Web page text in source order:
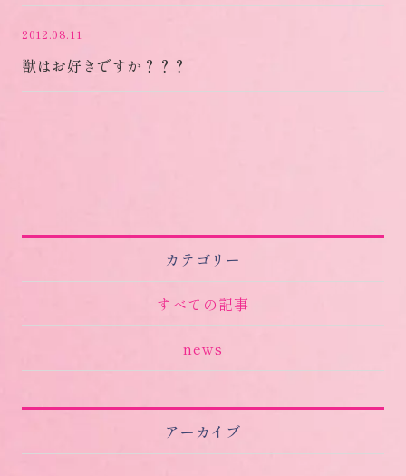
カテゴリー
すべての記事
news
アーカイブ
2012.08.11
獣はお好きですか？？？